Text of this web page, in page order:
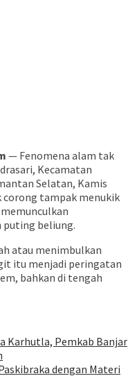
— Fenomena alam tak
Kecamatan
Selatan, Kamis
corong tampak menukik
puting beliung.
atau menimbulkan
itu menjadi peringatan
bahkan di tengah
Karhutla, Pemkab Banjar
dengan Materi